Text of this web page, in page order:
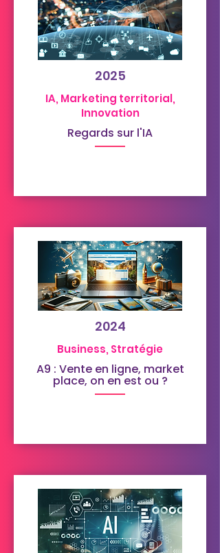
2025
IA, Marketing territorial,
Innovation
Regards sur l'IA
2024
Business, Stratégie
A9 : Vente en ligne, market
place, on en est ou ?